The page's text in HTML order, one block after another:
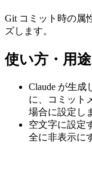
Git コミット時の属
ズします。
使い方・用途
Claude が生
に、コミット
場合に設定し
空文字に設定
全に非表示に